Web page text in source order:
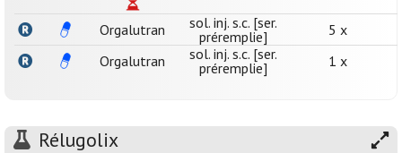
Orgalutran
sol. inj. s.c. [ser.
préremplie]
5 x
Orgalutran
sol. inj. s.c. [ser.
préremplie]
1 x
Rélugolix